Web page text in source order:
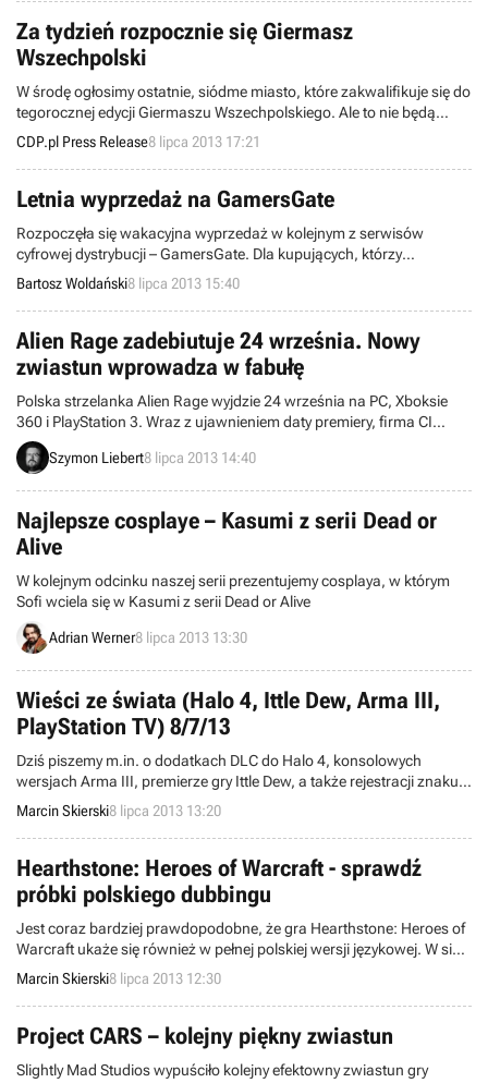
Za tydzień rozpocznie się Giermasz
Wszechpolski
W środę ogłosimy ostatnie, siódme miasto, które zakwalifikuje się do
tegorocznej edycji Giermaszu Wszechpolskiego. Ale to nie będą
ostatnie informacje o Giermaszu. Szykujcie się na więcej! Szczegóły
już wkrótce.
CDP.pl Press Release8 lipca 2013 17:21
Letnia wyprzedaż na GamersGate
Rozpoczęła się wakacyjna wyprzedaż w kolejnym z serwisów
cyfrowej dystrybucji – GamersGate. Dla kupujących, którzy
regularnie przeglądają stronę, przygotowano oferty dnia
zmieniające się co 24 godziny.
Bartosz Woldański8 lipca 2013 15:40
Alien Rage zadebiutuje 24 września. Nowy
zwiastun wprowadza w fabułę
Polska strzelanka Alien Rage wyjdzie 24 września na PC, Xboksie
360 i PlayStation 3. Wraz z ujawnieniem daty premiery, firma CI
Games wypuściła nowy zwiastun, który wprowadza w fabułę gry.
Szymon Liebert8 lipca 2013 14:40
Najlepsze cosplaye – Kasumi z serii Dead or
Alive
W kolejnym odcinku naszej serii prezentujemy cosplaya, w którym
Sofi wciela się w Kasumi z serii Dead or Alive
Adrian Werner8 lipca 2013 13:30
Wieści ze świata (Halo 4, Ittle Dew, Arma III,
PlayStation TV) 8/7/13
Dziś piszemy m.in. o dodatkach DLC do Halo 4, konsolowych
wersjach Arma III, premierze gry Ittle Dew, a także rejestracji znaku
towarowego PlayStation TV. Witamy w wieściach ze świata -
codziennej porcji krótkich wiadomości.
Marcin Skierski8 lipca 2013 13:20
Hearthstone: Heroes of Warcraft - sprawdź
próbki polskiego dubbingu
Jest coraz bardziej prawdopodobne, że gra Hearthstone: Heroes of
Warcraft ukaże się również w pełnej polskiej wersji językowej. W sieci
pojawiły się próbki rodzimego dubbingu, których możecie posłuchać
i sami ocenić jak wypadły.
Marcin Skierski8 lipca 2013 12:30
Project CARS – kolejny piękny zwiastun
Slightly Mad Studios wypuściło kolejny efektowny zwiastun gry